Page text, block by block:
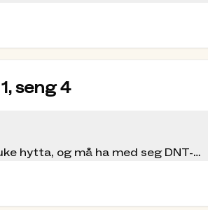
med
i
om nødvendig,
seng 4
hytta, og må ha med seg DNT-